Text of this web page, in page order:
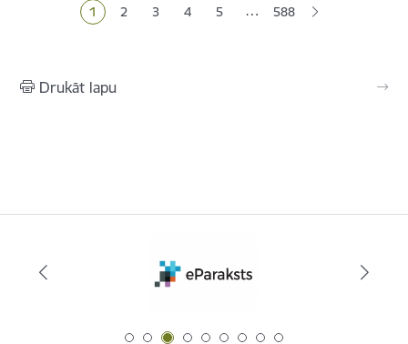
Pašreizējā lapa
1 Lapa
2 Lapa
3 Lapa
4 Lapa
5 … 588
Drukāt lapu